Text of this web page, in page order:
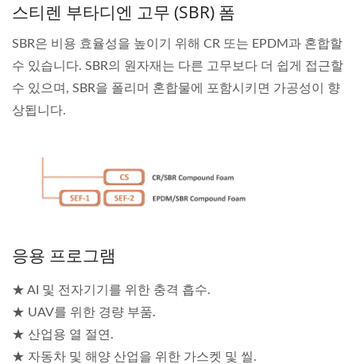
스티렌 부타디엔 고무 (SBR) 폼
SBR은 비용 효율성을 높이기 위해 CR 또는 EPDM과 혼합할
수 있습니다. SBR의 원자재는 다른 고무보다 더 쉽게 접근할
수 있으며, SBR을 폴리머 혼합물에 포함시키면 가공성이 향
상됩니다.
응용 프로그램
★ AI 및 전자기기를 위한 충격 흡수.
★ UAV를 위한 경량 부품.
★ 산업용 열 절연.
★ 자동차 및 해양 산업을 위한 가스켓 및 씰.